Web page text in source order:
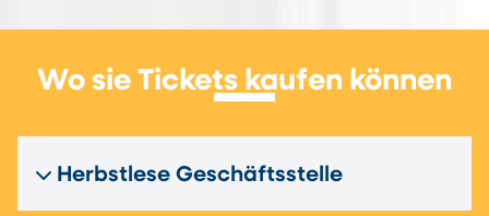
Wo sie Tickets kaufen können
Herbstlese Geschäftsstelle